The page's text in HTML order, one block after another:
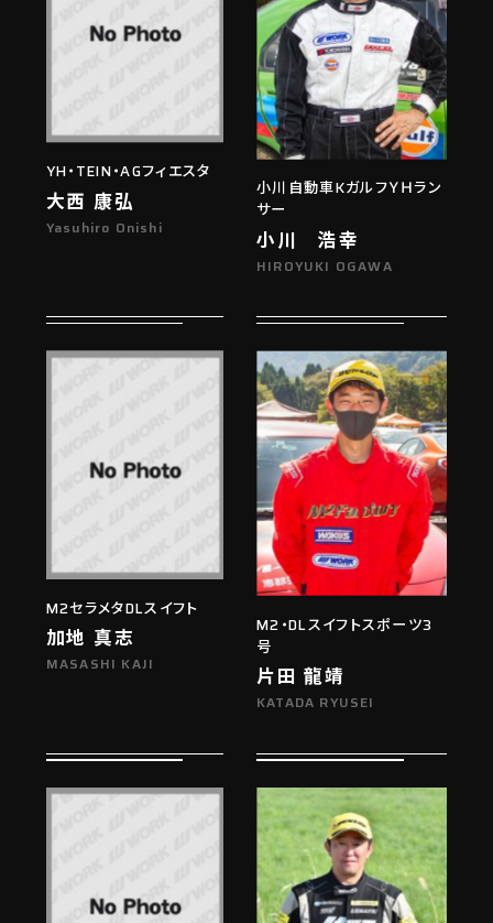
YH・TEIN・AGフィエスタ
大西 康弘
Yasuhiro Onishi
小川自動車KガルフＹＨラン
サー
小川 浩幸
HIROYUKI OGAWA
M2セラメタDLスイフト
加地 真志
MASASHI KAJI
M2・DLスイフトスポーツ3
号
片田 龍靖
KATADA RYUSEI